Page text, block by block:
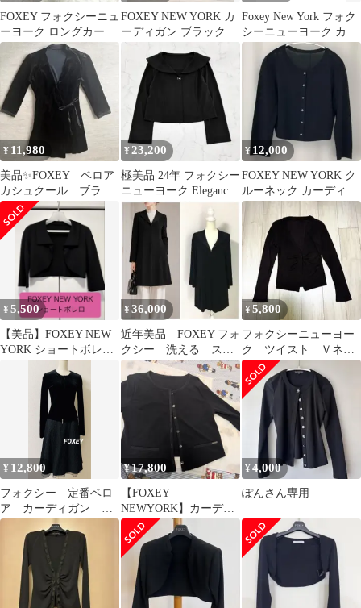
FOXEY フォクシーニュ
ーヨーク ロングカーデ
ィガン 三者混 黒 40
FOXEY NEW YORK カ
ーディガン ブラック
Foxey New York フォク
シーニューヨーク カー
ディガン ボレロ 40
¥ 11,980
美品✨FOXEY ベロア
カシュクール ブラッ
ク 38 M ブラッ
ク ジャケット
¥23,200
極美品 24年 フォクシー
ニューヨーク Elegance
カーディガン 44649
¥ 12,000
FOXEY NEW YORK ク
ルーネック カーディガ
ン ボレロ ブラック 40
¥5,500
【美品】FOXEY NEW
YORK ショートボレロ
¥36,000
近年美品 FOXEY フォ
クシー 洗える スト
レッチ ロング カーデ
ィガン
¥5,800
フォクシーニューヨー
ク ツイスト Ｖネッ
クカーディガンレーヨ
ン ブラウン 40
¥ 12,800
フォクシー 定番ベロ
ア カーディガン サ
イズ38 黒
¥17,800
【FOXEY
NEWYORK】カーディ
ガン マットストレッチ
ジャージ フランネル
¥4,000
ぽんさん専用